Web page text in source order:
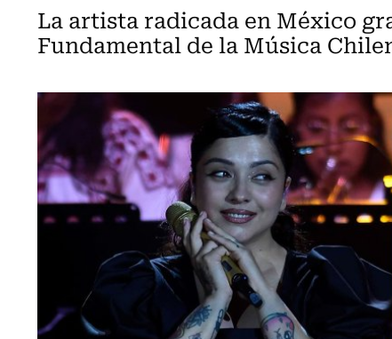
La artista radicada en México
Fundamental de la Música